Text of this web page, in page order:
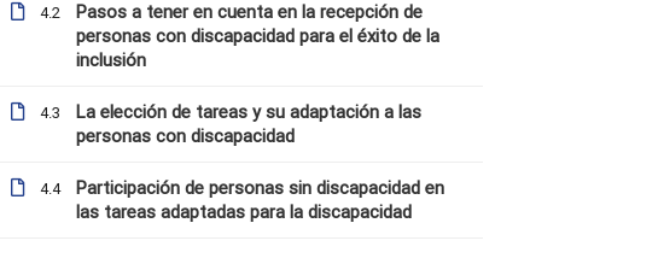
4.2
Pasos a tener en cuenta en la recepción de
personas con discapacidad para el éxito de la
inclusión
4.3
La elección de tareas y su adaptación a las
personas con discapacidad
4.4
Participación de personas sin discapacidad en
las tareas adaptadas para la discapacidad